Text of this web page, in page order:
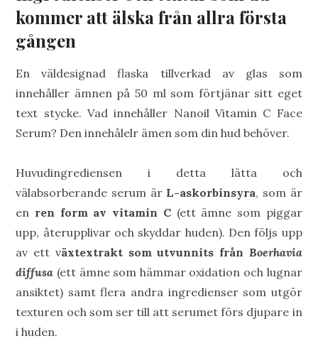
kommer att älska från allra första
gången
En väldesignad flaska tillverkad av glas som
innehåller ämnen på 50 ml som förtjänar sitt eget
text stycke. Vad innehåller Nanoil Vitamin C Face
Serum? Den innehålelr ämen som din hud behöver.
Huvudingrediensen i detta lätta och
välabsorberande serum är L-askorbinsyra, som är
en ren form av vitamin C(ett ämne som piggar
upp, återupplivar och skyddar huden). Den följs upp
av ett växtextrakt som utvunnits från Boerhavia
diffusa (ett ämne som hämmar oxidation och lugnar
ansiktet) samt flera andra ingredienser som utgör
texturen och som ser till att serumet förs djupare in
i huden.